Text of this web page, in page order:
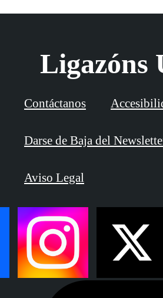
Ligazóns
Contáctanos
Darse de Baja del
Aviso Legal